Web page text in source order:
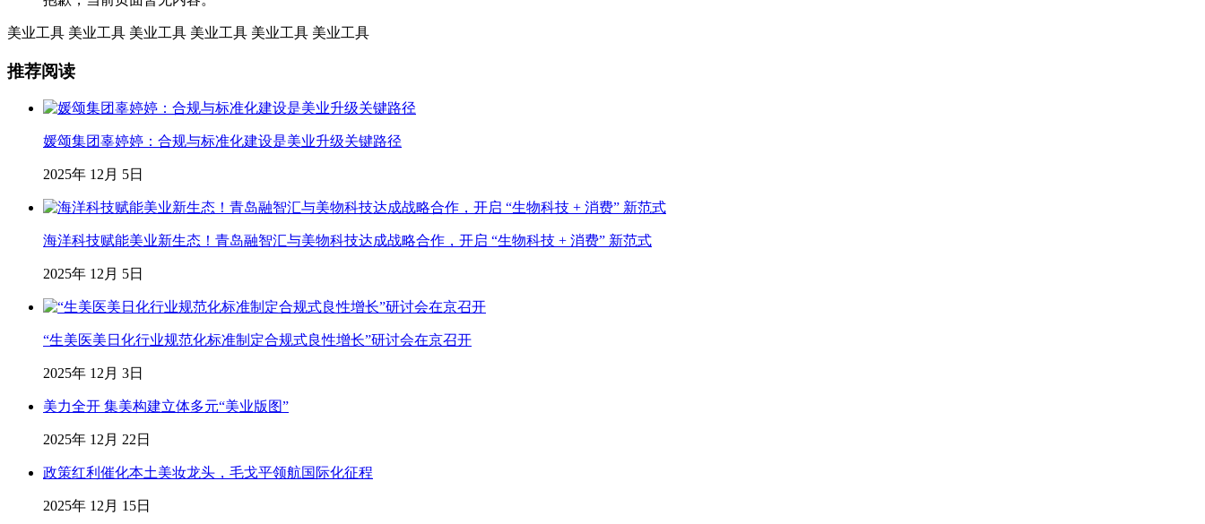
美业工具 美业工具 美业工具 美业工具 美业工具 美业工具
推荐阅读
媛颂集团辜婷婷：合规与标准化建设是美业升级关键路径
2025年 12月 5日
海洋科技赋能美业新生态！青岛融智汇与美物科技达成战略合作，开启 “生物科技 + 消费” 新范式
2025年 12月 5日
“生美医美日化行业规范化标准制定合规式良性增长”研讨会在京召开
2025年 12月 3日
美力全开 集美构建立体多元“美业版图”
2025年 12月 22日
政策红利催化本土美妆龙头，毛戈平领航国际化征程
2025年 12月 15日